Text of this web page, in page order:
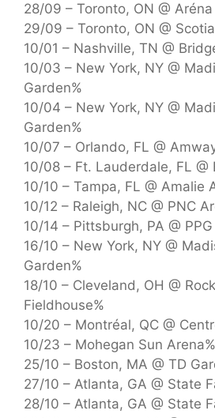
28/09 – Toronto, ON @
29/09 – Toronto, ON @
10/01 – Nashville, TN @
10/03 – New York, NY @
Garden%
10/04 – New York, NY @
Garden%
10/07 – Orlando, FL @
10/08 – Ft. Lauderdale, FL @
10/10 – Tampa, FL @ Amalie
10/12 – Raleigh, NC @ PNC
10/14 – Pittsburgh, PA @
16/10 – New York, NY @
Garden%
18/10 – Cleveland, OH @
Fieldhouse%
10/20 – Montréal, QC @
10/23 – Mohegan Sun Arena%
25/10 – Boston, MA @ TD
27/10 – Atlanta, GA @ State
28/10 – Atlanta, GA @ State